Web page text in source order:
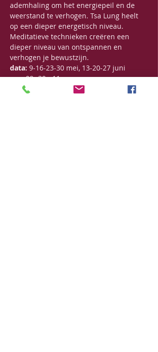
ademhaling om het energiepeil en de
weerstand te verhogen. Tsa Lung heelt
op een dieper energetisch niveau.
Meditatieve technieken creëren een
dieper niveau van ontspannen en
verhogen je bewustzijn.
data: 9-16-23-30 mei, 13-20-27 juni
uur: 09u30 - 11u
Bijdrage:
125€ voor een reeks van 7